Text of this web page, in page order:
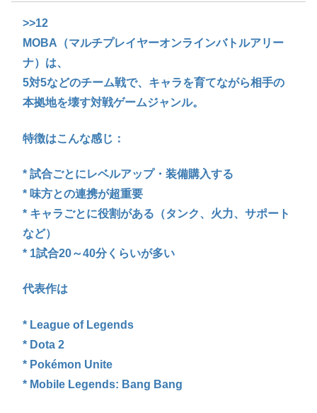
>>12
MOBA（マルチプレイヤーオンラインバトルアリー
ナ）は、
5対5などのチーム戦で、キャラを育てながら相手の
本拠地を壊す対戦ゲームジャンル。
特徴はこんな感じ：
* 試合ごとにレベルアップ・装備購入する
* 味方との連携が超重要
* キャラごとに役割がある（タンク、火力、サポート
など）
* 1試合20～40分くらいが多い
代表作は
* League of Legends
* Dota 2
* Pokémon Unite
* Mobile Legends: Bang Bang